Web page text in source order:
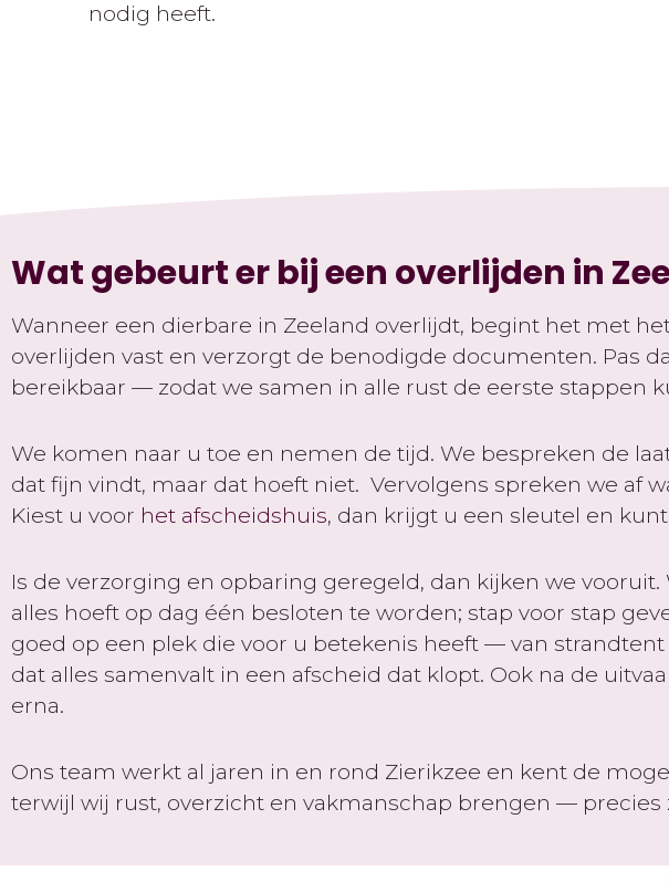
nodig heeft.
Wat gebeurt er bij een overlijden in
Wanneer een dierbare in Zeeland overlijdt, begint het met
overlijden vast en verzorgt de benodigde documenten. Pas
bereikbaar — zodat we samen in alle rust de eerste stappen
We komen naar u toe en nemen de tijd. We bespreken de
dat fijn vindt, maar dat hoeft niet. Vervolgens spreken we af
Kiest u voor het afscheidshuis, dan krijgt u een sleutel en
Is de verzorging en opbaring geregeld, dan kijken we
alles hoeft op dag één besloten te worden; stap voor stap
goed op een plek die voor u betekenis heeft — van
dat alles samenvalt in een afscheid dat klopt. Ook na de
erna.
Ons team werkt al jaren in en rond Zierikzee en kent de
terwijl wij rust, overzicht en vakmanschap brengen — precies